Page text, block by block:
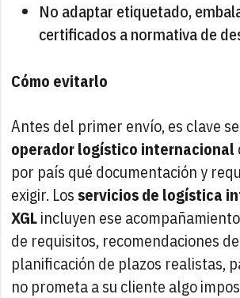
No adaptar etiquetado,
certificados a normativa de
Cómo evitarlo
Antes del primer envío, es clave
operador logístico internacional
por país qué documentación y
exigir. Los servicios de logística
XGLincluyen ese
de requisitos, recomendaciones
planificación de plazos realistas,
no prometa a su cliente algo